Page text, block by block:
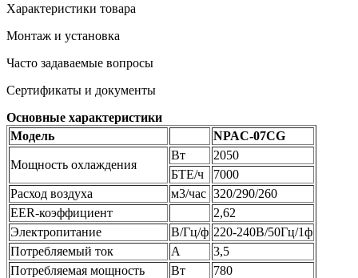
Характеристики товара
Монтаж и установка
Часто задаваемые вопросы
Сертификаты и документы
Основные характеристики
Модель
NPAC-07CG
Мощность охлаждения
Вт
2050
БТЕ/ч
7000
Расход воздуха
м3/час 320/290/260
EER-коэффициент
2,62
Электропитание
В/Гц/ф 220-240В/50Гц/1ф
Потребляемый ток
А
3,5
Потребляемая мощность
Вт
780